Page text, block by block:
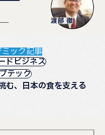
ック記事
ドビジネス
テック
む、日本の食を支える